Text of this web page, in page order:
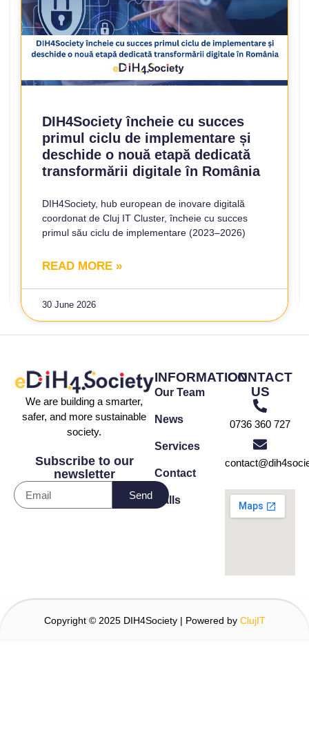
DIH4Society încheie cu succes
primul ciclu de implementare și
deschide o nouă etapă dedicată
transformării digitale în România
DIH4Society, hub european de inovare digitală
coordonat de Cluj IT Cluster, încheie cu succes
primul său ciclu de implementare (2023–2026)
READ MORE »
30 June 2026
We are building a smarter,
safer, and more sustainable
society.
Subscribe to our
newsletter
Send
INFORMATION
Our Team
News
Services
Contact
Calls
CONTACT
US
0736 360 727
Copyright © 2025 DIH4Society | Powered by ClujIT